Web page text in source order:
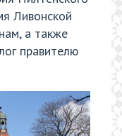
Ливонской
а также
правителю